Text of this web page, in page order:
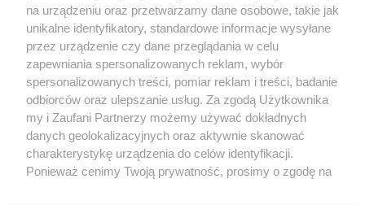
O FIRMIE POLITYKA PRYWATNOŚCI HOSTING
REKLAMA WSPÓŁPRACA RSS FACEBOOK KONTAKT
Nasze serwisy
Aktualności
Tcz24
Muzyka i kultura
Archiwum wydarzeń
na urządzeniu oraz przetwarzamy dane osobowe, takie jak
unikalne identyfikatory, standardowe informacje wysyłane
przez urządzenie czy dane przeglądania w celu
zapewniania spersonalizowanych reklam, wybór
spersonalizowanych treści, pomiar reklam i treści, badanie
odbiorców oraz ulepszanie usług. Za zgodą Użytkownika
my i Zaufani Partnerzy możemy używać dokładnych
danych geolokalizacyjnych oraz aktywnie skanować
charakterystykę urządzenia do celów identyfikacji.
Ponieważ cenimy Twoją prywatność, prosimy o zgodę na